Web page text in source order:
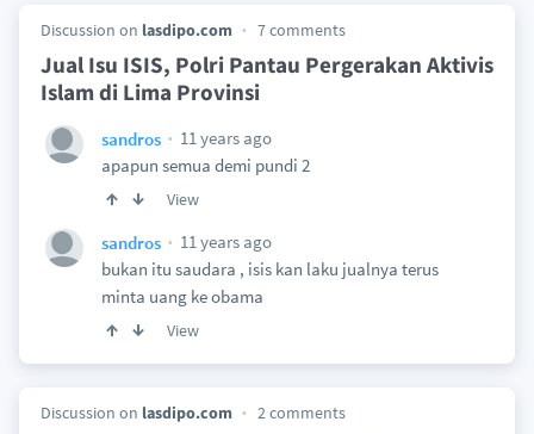
Discussion on lasdipo.com 7 comments
Jual Isu ISIS, Polri Pantau Pergerakan Aktivis
Islam di Lima Provinsi
sandros
11 years ago
apapun semua demi pundi 2
View
sandros
11 years ago
bukan itu saudara , isis kan laku jualnya terus
minta uang ke obama
View
Discussion on lasdipo.com 2 comments